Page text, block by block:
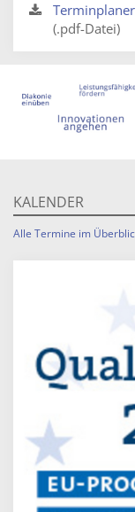
(.pdf-Datei)
KALENDER
Alle Termine im